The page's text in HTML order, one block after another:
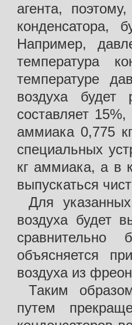
агента,
конденсатора,
Например,
температура
температуре
воздуха
составляет
аммиака 0,775
специальных
кг аммиака, а в
выпускаться
Для
воздуха будет
объясняется
воздуха из
Таким
путем